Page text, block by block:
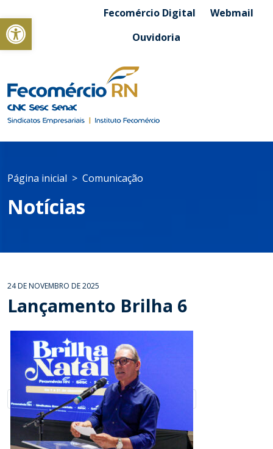
Abrir a barra de ferramentasFecomércio Digital
Webmail
Ouvidoria
Página inicial Comunicação
Notícias
24 DE NOVEMBRO DE 2025
Lançamento Brilha 6